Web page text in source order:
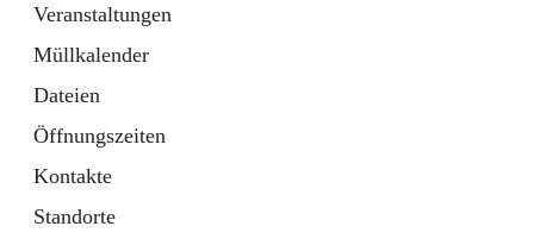
Veranstaltungen
Müllkalender
Dateien
Öffnungszeiten
Kontakte
Standorte